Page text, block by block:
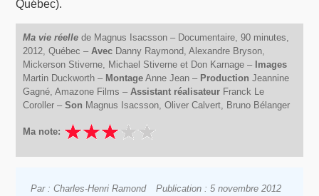
Québec).
Ma vie réelle de Magnus Isacsson – Documentaire, 90 minutes,
2012, Québec – Avec Danny Raymond, Alexandre Bryson,
Mickerson Stiverne, Michael Stiverne et Don Karnage – Images
Martin Duckworth – Montage Anne Jean – Production Jeannine
Gagné, Amazone Films – Assistant réalisateur Franck Le
Coroller –Son Magnus Isacsson, Oliver Calvert, Bruno Bélanger
Ma note:
Par : Charles-Henri Ramond
Publication : 5 novembre 2012